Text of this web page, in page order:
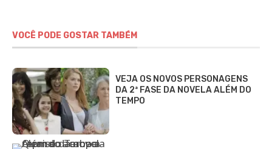
VOCÊ PODE GOSTAR TAMBÉM
VEJA OS NOVOS PERSONAGENS
DA 2ª FASE DA NOVELA ALÉM DO
TEMPO